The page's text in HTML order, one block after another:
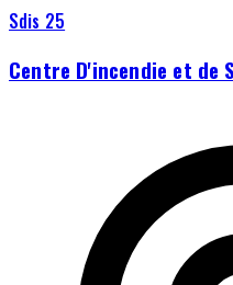
Sdis 25
Centre D'incendie et de